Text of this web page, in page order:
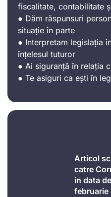
fiscalitate, contabilitate
● Dăm răspunsuri
situație în parte
● Interpretam legislația
înțelesul tuturor
● Ai siguranță în relația
● Te asiguri ca ești în
Articol
catre
in data
februarie